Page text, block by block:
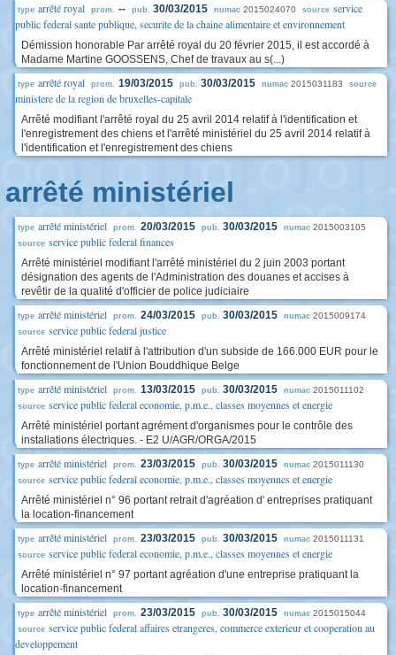
type arrêté royal prom. -- pub. 30/03/2015 numac 2015024070 source service
public federal sante publique, securite de la chaine alimentaire et environnement
Démission honorable Par arrêté royal du 20 février 2015, il est accordé à
Madame Martine GOOSSENS, Chef de travaux au s(...)
type arrêté royal prom. 19/03/2015 pub. 30/03/2015 numac 2015031183 source
ministere de la region de bruxelles-capitale
Arrêté modifiant l'arrêté royal du 25 avril 2014 relatif à l'identification et
l'enregistrement des chiens et l'arrêté ministériel du 25 avril 2014 relatif à
l'identification et l'enregistrement des chiens
arrêté ministériel
type arrêté ministériel prom. 20/03/2015 pub. 30/03/2015 numac 2015003105
source service public federal finances
Arrêté ministériel modifiant l'arrêté ministériel du 2 juin 2003 portant
désignation des agents de l'Administration des douanes et accises à
revêtir de la qualité d'officier de police judiciaire
type arrêté ministériel prom. 24/03/2015 pub. 30/03/2015 numac 2015009174
source service public federal justice
Arrêté ministériel relatif à l'attribution d'un subside de 166.000 EUR pour le
fonctionnement de l'Union Bouddhique Belge
type arrêté ministériel prom. 13/03/2015 pub. 30/03/2015 numac 2015011102
source service public federal economie, p.m.e., classes moyennes et energie
Arrêté ministériel portant agrément d'organismes pour le contrôle des
installations électriques. - E2 U/AGR/ORGA/2015
type arrêté ministériel prom. 23/03/2015 pub. 30/03/2015 numac 2015011130
source service public federal economie, p.m.e., classes moyennes et energie
Arrêté ministériel n° 96 portant retrait d'agréation d' entreprises pratiquant
la location-financement
type arrêté ministériel prom. 23/03/2015 pub. 30/03/2015 numac 2015011131
source service public federal economie, p.m.e., classes moyennes et energie
Arrêté ministériel n° 97 portant agréation d'une entreprise pratiquant la
location-financement
type arrêté ministériel prom. 23/03/2015 pub. 30/03/2015 numac 2015015044
source service public federal affaires etrangeres, commerce exterieur et cooperation au
developpement